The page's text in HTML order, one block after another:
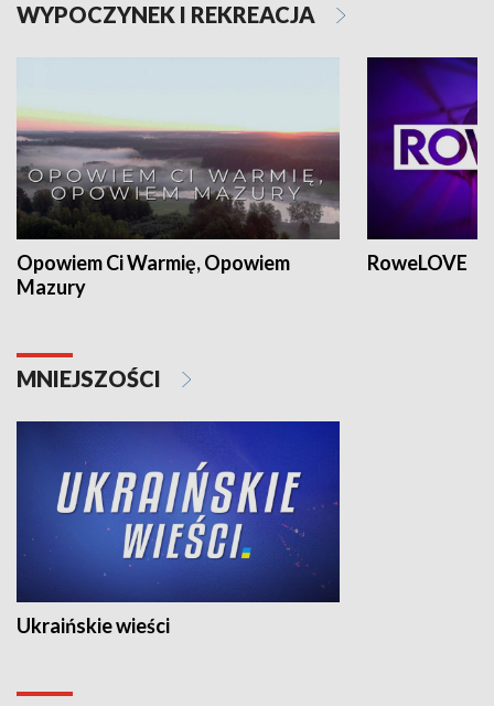
WYPOCZYNEK I REKREACJA
Opowiem Ci Warmię, Opowiem
Mazury
RoweLOVE
MNIEJSZOŚCI
Ukraińskie wieści